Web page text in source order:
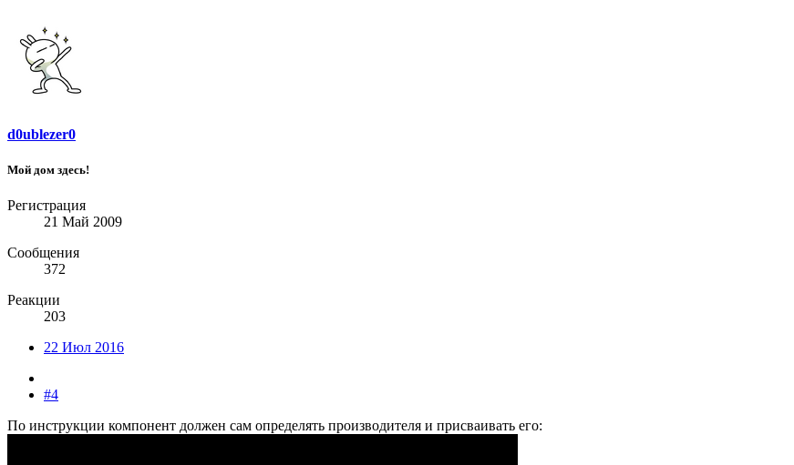
d0ublezer0
Мой дом здесь!
Регистрация
21 Май 2009
Сообщения
372
Реакции
203
22 Июл 2016
#4
По инструкции компонент должен сам определять производителя и присваивать его: